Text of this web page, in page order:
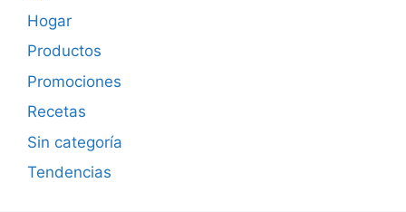
Hogar
Productos
Promociones
Recetas
Sin categoría
Tendencias